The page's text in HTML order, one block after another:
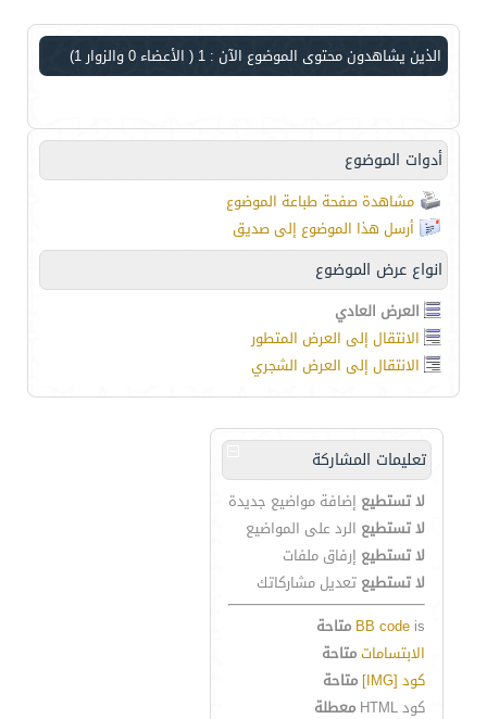
الذين يشاهدون محتوى الموضوع الآن : 1 ( الأعضاء 0 والزوار 1)
أدوات الموضوع
مشاهدة صفحة طباعة الموضوع
أرسل هذا الموضوع إلى صديق
انواع عرض الموضوع
العرض العادي
الانتقال إلى العرض المتطور
الانتقال إلى العرض الشجري
تعليمات المشاركة
لا تستطيع إضافة مواضيع جديدة
لا تستطيع الرد على المواضيع
لا تستطيع إرفاق ملفات
لا تستطيع تعديل مشاركاتك
BB code is
متاحة
الابتساماتمتاحة
كود [IMG]
متاحة
كود HTML
معطلة